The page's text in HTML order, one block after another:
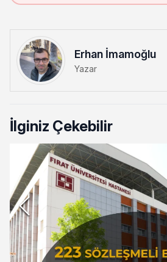
Erhan İmamoğlu
Yazar
İlginiz Çekebilir